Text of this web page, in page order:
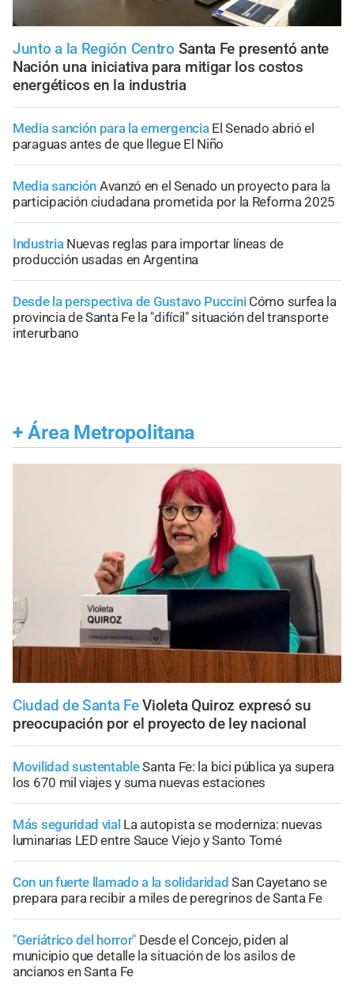
Junto a la Región Centro Santa Fe presentó ante
Nación una iniciativa para mitigar los costos
energéticos en la industria
Media sanción para la emergencia El Senado abrió el
paraguas antes de que llegue El Niño
Media sanción Avanzó en el Senado un proyecto para la
participación ciudadana prometida por la Reforma 2025
Industria Nuevas reglas para importar líneas de
producción usadas en Argentina
Desde la perspectiva de Gustavo Puccini Cómo surfea la
provincia de Santa Fe la "difícil" situación del transporte
interurbano
+ Área Metropolitana
Ciudad de Santa Fe Violeta Quiroz expresó su
preocupación por el proyecto de ley nacional
Movilidad sustentableSanta Fe: la bici pública ya supera
los 670 mil viajes y suma nuevas estaciones
Más seguridad vial La autopista se moderniza: nuevas
luminarias LED entre Sauce Viejo y Santo Tomé
Con un fuerte llamado a la solidaridad San Cayetano se
prepara para recibir a miles de peregrinos de Santa Fe
"Geriátrico del horror" Desde el Concejo, piden al
municipio que detalle la situación de los asilos de
ancianos en Santa Fe